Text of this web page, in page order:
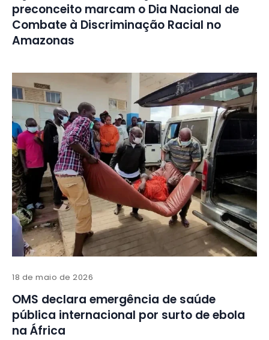
preconceito marcam o Dia Nacional de
Combate à Discriminação Racial no
Amazonas
18 de maio de 2026
OMS declara emergência de saúde
pública internacional por surto de ebola
na África